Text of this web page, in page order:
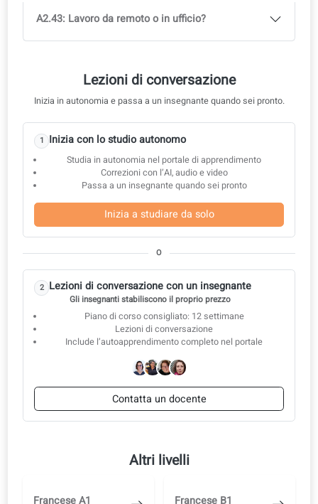
A2.33: La mia attività
A2.34: Andare in pensione
A2.35: Servizi e negozi locali
A2.36: Dall'ufficio postale all'email
A2.37: Cercare lavoro
A2.38: Colloquio di lavoro
A2.39: Lavoro di squadra
A2.40: Ufficio e riunioni
A2.41: Opinioni e negoziazioni